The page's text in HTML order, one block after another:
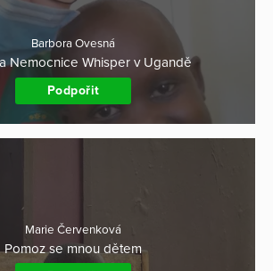
Barbora Ovesná
Nemocnice Whisper v Ugandě
Podpořit
Marie Červenková
Pomoz se mnou dětem